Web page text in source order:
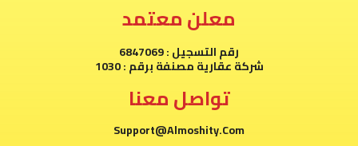
معلن معتمد
رقم التسجيل : 6847069
شركة عقارية مصنفة برقم : 1030
تواصل معنا
Support@Almoshity.Com